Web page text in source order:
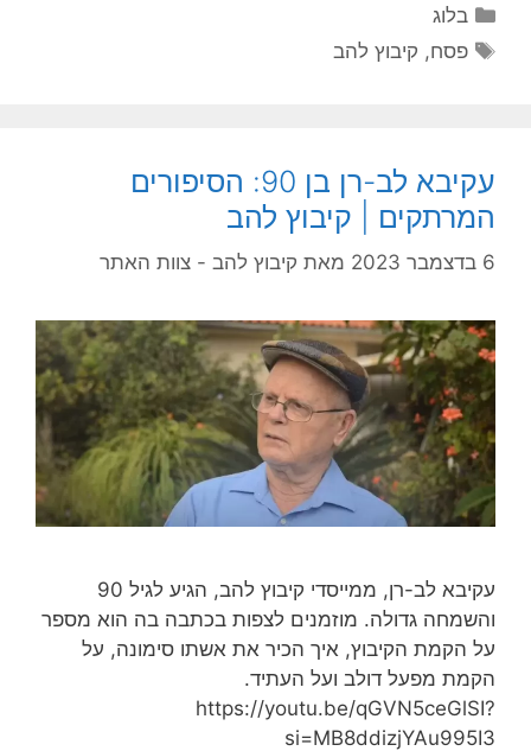
בלוג
פסח, קיבוץ להב
עקיבא לב-רן בן 90: הסיפורים
המרתקים | קיבוץ להב
6 בדצמבר 2023 מאת קיבוץ להב - צוות האתר
עקיבא לב-רן, ממייסדי קיבוץ להב, הגיע לגיל 90
והשמחה גדולה. מוזמנים לצפות בכתבה בה הוא מספר
על הקמת הקיבוץ, איך הכיר את אשתו סימונה, על
הקמת מפעל דולב ועל העתיד.
https://youtu.be/qGVN5ceGlSI?
si=MB8ddizjYAu995I3